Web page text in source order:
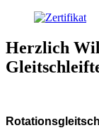
Herzlich